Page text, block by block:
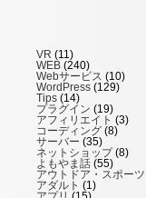
VR (11)
WEB (240)
Webサービス (10)
WordPress (129)
Tips (14)
プラグイン (19)
アフィリエイト (3)
コーディング (8)
サーバー (35)
ネットショップ(8)
よもやま話 (55)
アウトドア・スポーツ
アダルト (1)